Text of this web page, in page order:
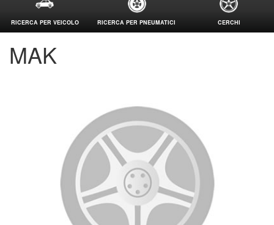
RICERCA PER VEICOLO RICERCA PER PNEUMATICI CERCHI
MAK